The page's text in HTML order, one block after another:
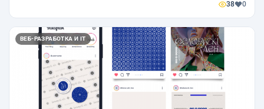
38 0
ВЕБ-РАЗРАБОТКА И IT